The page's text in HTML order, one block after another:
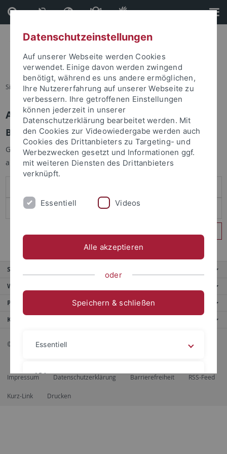
Direkt
zum
Inhalt
Direkt
zur
Fußleiste
Sie sind hier: Startseite
Anmelden
Benutzeranmeldung
Geben Sie Ihren Benutzernamen und Ihr Passwort an um sich
anzumelden:
Service
Weitere Angebote
Portale
Kontaktinfo
© 2026 Eberhard Karls Universität Tübingen, Tübingen
Impressum Datenschutzerklärung Barrierefreiheit RSS-Feed
Kurz-Link Drucken
Datenschutzeinstellungen
Auf unserer Webseite werden Cookies
verwendet. Einige davon werden zwingend
benötigt, während es uns andere ermöglichen,
Ihre Nutzererfahrung auf unserer Webseite zu
verbessern. Ihre getroffenen Einstellungen
können jederzeit in unserer
Datenschutzerklärung bearbeitet werden. Mit
den Cookies zur Videowiedergabe werden auch
Cookies des Drittanbieters zu Targeting- und
Werbezwecken gesetzt und Informationen ggf.
mit weiteren Diensten des Drittanbieters
verknüpft.
Essentiell Videos
Alle akzeptieren
oder
Speichern & schließen
Essentiell
Videos